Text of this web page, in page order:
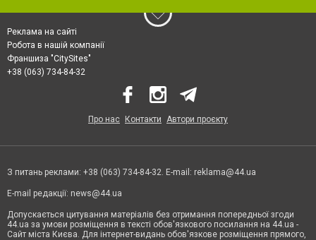
Реклама на сайті
Робота в нашій компанії
Франшиза "CitySites"
+38 (063) 734-84-32
Про нас Контакти Автори проєкту
З питань реклами: +38 (063) 734-84-32. E-mail: reklama@44.ua
E-mail редакції: news@44.ua
Допускається цитування матеріалів без отримання попередньої згоди
44.ua за умови розміщення в тексті обов'язкового посилання на 44.ua -
Сайт міста Києва. Для інтернет-видань обов'язкове розміщення прямого,